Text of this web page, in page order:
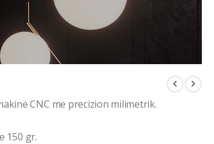
CNC me precizion milimetrik.
150 gr.